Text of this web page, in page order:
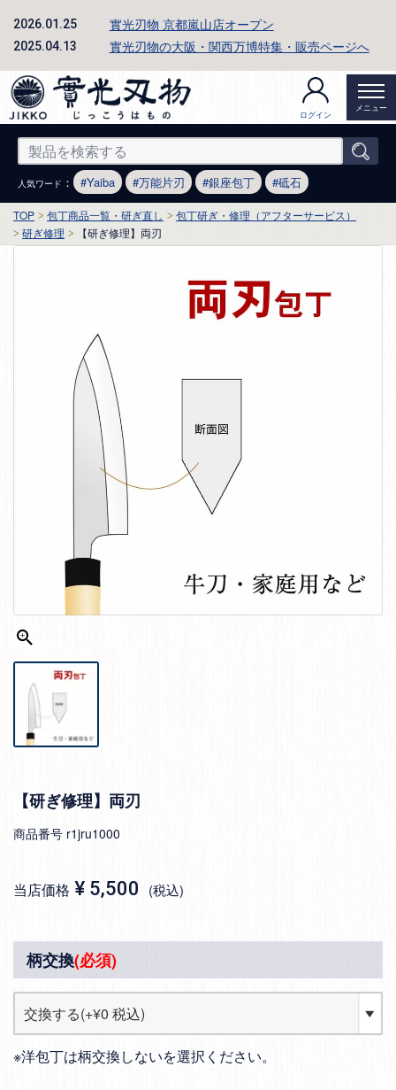
2026.01.25 實光刃物 京都嵐山店オープン
2025.04.13 實光刃物の大阪・関西万博特集・販売ページへ
ログイン
メニュー
人気ワード ： Yaiba 万能片刃 銀座包丁 砥石
TOP 包丁商品一覧・研ぎ直し
包丁研ぎ・修理（アフターサービス）
研ぎ修理
【研ぎ修理】両刃
【研ぎ修理】両刃
商品番号 r1jru1000
当店価格 ¥ 5,500 税込
柄交換(必須)
※洋包丁は柄交換しないを選択ください。